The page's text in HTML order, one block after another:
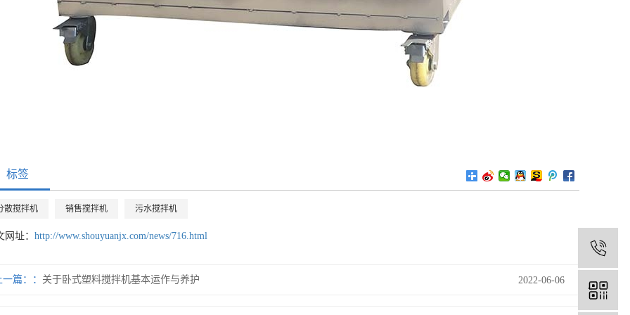
标签
散搅拌机 销售搅拌机 污水搅拌机
网址： http://www.shouyuanjx.com/news/716.html
篇： 关于卧式塑料搅拌机基本运作与养护 2022-06-06